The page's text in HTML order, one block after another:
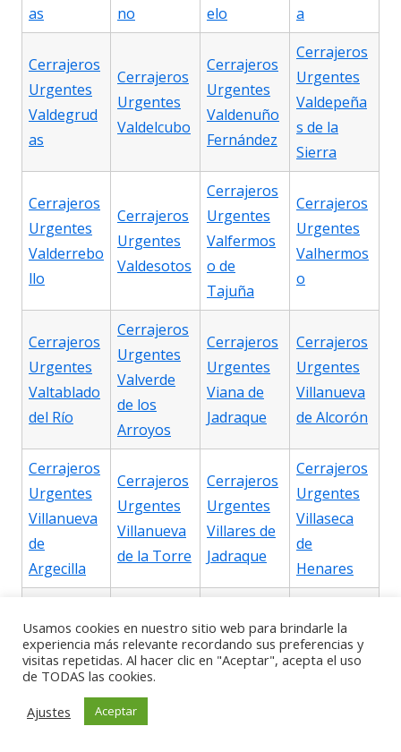
as
no
elo
a
Cerrajeros
Urgentes
Valdegrud
as
Cerrajeros
Urgentes
Valdelcubo
Cerrajeros
Urgentes
Valdenuño
Fernández
Cerrajeros
Urgentes
Valdepeña
s de la
Sierra
Cerrajeros
Urgentes
Valderrebo
llo
Cerrajeros
Urgentes
Valdesotos
Cerrajeros
Urgentes
Valfermos
o de
Tajuña
Cerrajeros
Urgentes
Valhermos
o
Cerrajeros
Urgentes
Valtablado
del Río
Cerrajeros
Urgentes
Valverde
de los
Arroyos
Cerrajeros
Urgentes
Viana de
Jadraque
Cerrajeros
Urgentes
Villanueva
de Alcorón
Cerrajeros
Urgentes
Villanueva
de
Argecilla
Cerrajeros
Urgentes
Villanueva
de la Torre
Cerrajeros
Urgentes
Villares de
Jadraque
Cerrajeros
Urgentes
Villaseca
de
Henares
Urgentes
Villaseca
de Uceda
Urgentes
Villel de
Mesa
Cerrajeros
Urgentes
Viñuelas
Cerrajeros
Urgentes
Yebes
Usamos cookies en nuestro sitio web para brindarle la
experiencia más relevante recordando sus preferencias y
visitas repetidas. Al hacer clic en "Aceptar", acepta el uso
de TODAS las cookies.
Ajustes
Aceptar